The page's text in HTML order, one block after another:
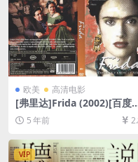
欧美 高清电影
[弗里达]Frida (2002)[百度
盘+迅雷云盘资源1080P超清
未删减][MP4/7.9GB][中英
幕]
5 年前
VIP